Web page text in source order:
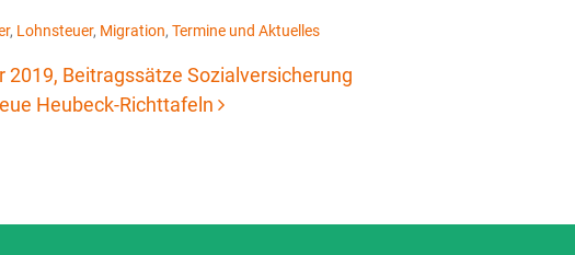
, Lohnsteuer, Migration, Termine und Aktuelles
Beitragssätze Sozialversicherung
Heubeck-Richttafeln